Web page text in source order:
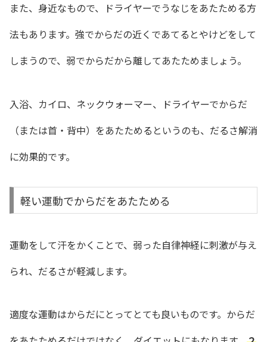
また、身近なもので、ドライヤーでうなじをあたためる方
法もあります。 強でからだの近くであてるとやけどをして
しまうので、 弱でからだから離してあたためましょう。
入浴、カイロ、ネックウォーマー、ドライヤーでからだ
（または首・背中）をあたためるというのも、だるさ解消
に効果的です。
軽い運動でからだをあたためる
運動をして汗をかくことで、弱った自律神経に刺激が与え
られ、だるさが軽減します。
適度な運動はからだにとってとても良いものです。からだ